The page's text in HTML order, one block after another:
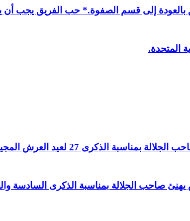
إلى قسم الصفوة.* حب الفريق يجب أن
المتحدة.
الذكرى 27 لعيد العرش المجيد.
يهنئ صاحب الجلالة بمناسبة الذكرى